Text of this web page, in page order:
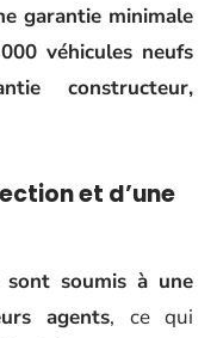
garantie minimale
véhicules neufs
constructeur,
et d’une
sont soumis à une
agents, ce qui